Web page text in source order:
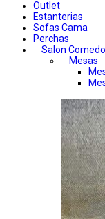
Outlet
Estanterias
Sofas Cama
Perchas
Salon
Mesas